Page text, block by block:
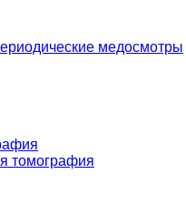
медосмотры
томография